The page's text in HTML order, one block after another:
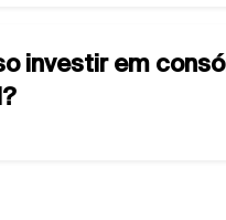
investir em